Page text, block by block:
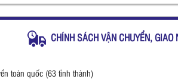
CHÍNH SÁCH VẬN CHUYỂN, GIAO
toàn quốc (63 tỉnh thành)